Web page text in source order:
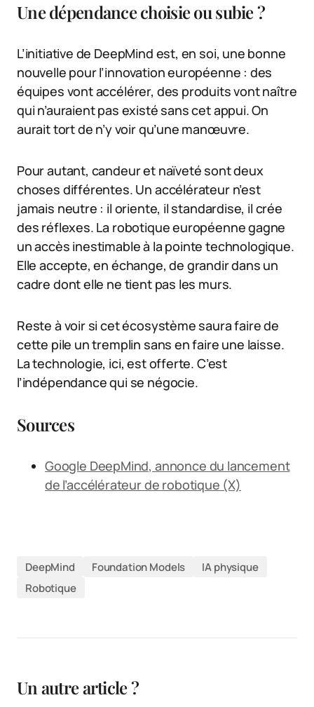
Une dépendance choisie ou subie ?
L’initiative de DeepMind est, en soi, une bonne
nouvelle pour l’innovation européenne : des
équipes vont accélérer, des produits vont naître
qui n’auraient pas existé sans cet appui. On
aurait tort de n’y voir qu’une manœuvre.
Pour autant, candeur et naïveté sont deux
choses différentes. Un accélérateur n’est
jamais neutre : il oriente, il standardise, il crée
des réflexes. La robotique européenne gagne
un accès inestimable à la pointe technologique.
Elle accepte, en échange, de grandir dans un
cadre dont elle ne tient pas les murs.
Reste à voir si cet écosystème saura faire de
cette pile un tremplin sans en faire une laisse.
La technologie, ici, est offerte. C’est
l’indépendance qui se négocie.
Sources
Google DeepMind, annonce du lancement
de l’accélérateur de robotique (X)
DeepMind Foundation Models
IA physique
Robotique
Un autre article ?